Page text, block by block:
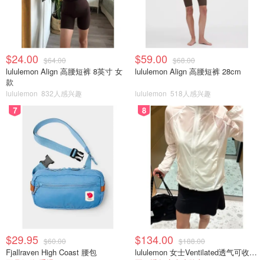
$24.00 $64.00
lululemon Align 高腰短裤 8英寸 女
款
lululemon 832人感兴趣
$59.00 $68.00
lululemon Align 高腰短裤 28cm
lululemon 518人感兴趣
7
$29.95 $60.00
Fjallraven High Coast 腰包
8
$134.00 $188.00
lululemon 女士Ventilated透气可收纳跑步夹克